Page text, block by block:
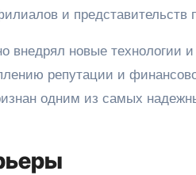
и представительств
внедрял новые технологии
репутации и
одним из самых